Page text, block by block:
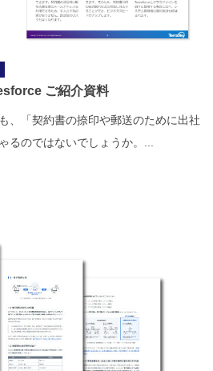
ご紹介資料
、「契約書の捺印や郵送のために出社
るのではないでしょうか。...